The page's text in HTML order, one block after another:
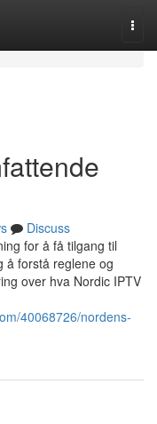
Discuss
for å få tilgang til
å forstå reglene og
over hva Nordic IPTV
40068726/nordens-